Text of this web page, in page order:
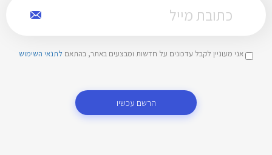
אני מעוניין לקבל עדכונים על חדשות ומבצעים באתר, בהתאם לתנאי השימוש
הרשם עכשיו